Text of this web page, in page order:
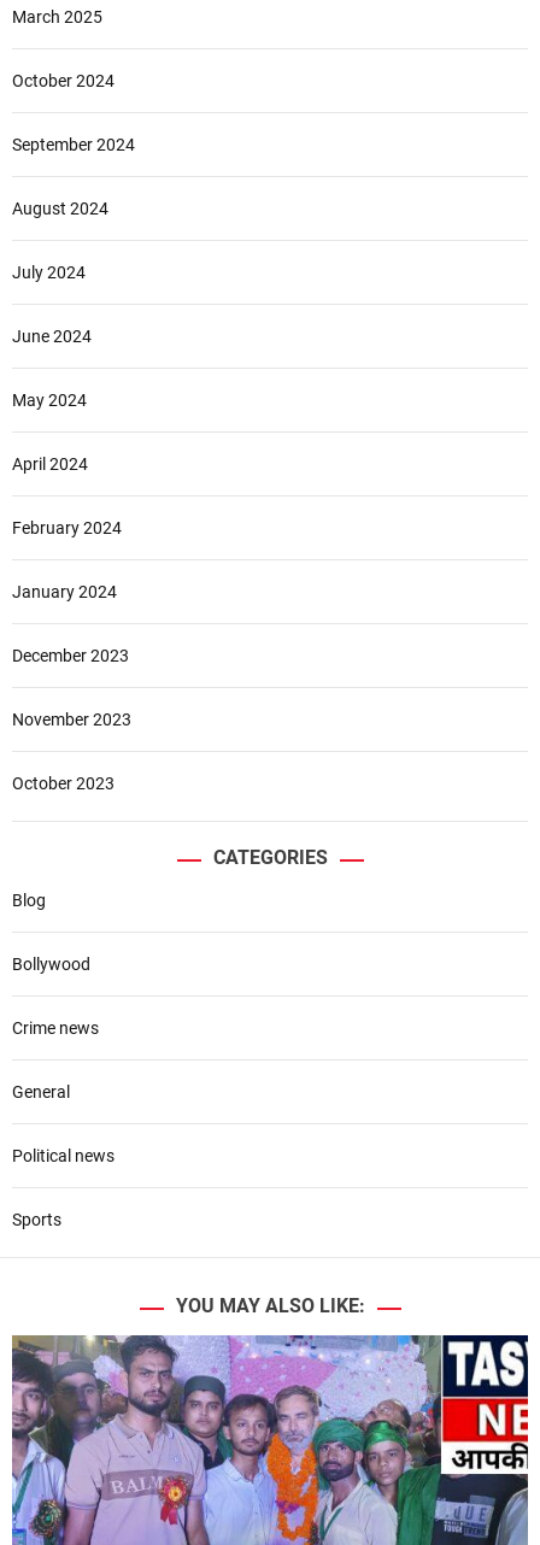
March 2025
October 2024
September 2024
August 2024
July 2024
June 2024
May 2024
April 2024
February 2024
January 2024
December 2023
November 2023
October 2023
CATEGORIES
Blog
Bollywood
Crime news
General
Political news
Sports
YOU MAY ALSO LIKE: